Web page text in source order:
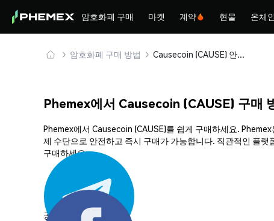
암호화폐 구매 마켓 계약 현물 온체인
암호화폐 구매 방법 Causecoin (CAUSE) 안전하게 구매 및 보관
Phemex에서 Causecoin (CAUSE) 구매
Phemex에서 Causecoin (CAUSE)를 쉽게 구매하세요.
제 수단으로 안전하고 즉시 구매가 가능합니다. 직관적인 플
구매하세요.
공유하기: